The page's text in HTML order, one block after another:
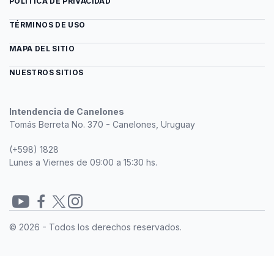
Intendencia de Canelones
Tomás Berreta No. 370 - Canelones, Uruguay
(+598) 1828
Lunes a Viernes de 09:00 a 15:30 hs.
TÉRMINOS DE USO
MAPA DEL SITIO
NUESTROS SITIOS
© 2026 - Todos los derechos reservados.
Redes